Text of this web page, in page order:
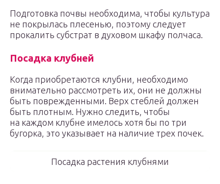
Подготовка почвы необходима, чтобы культура
не покрылась плесенью, поэтому следует
прокалить субстрат в духовом шкафу полчаса.
Посадка клубней
Когда приобретаются клубни, необходимо
внимательно рассмотреть их, они не должны
быть поврежденными. Верх стеблей должен
быть плотным. Нужно следить, чтобы
на каждом клубне имелось хотя бы по три
бугорка, это указывает на наличие трех почек.
Посадка растения клубнями